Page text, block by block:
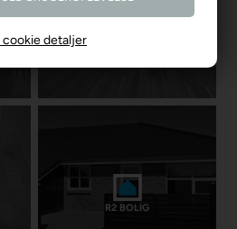
cookie detaljer
R2 BOLIG